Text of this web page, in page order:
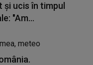
ucis în timpul
"Am...